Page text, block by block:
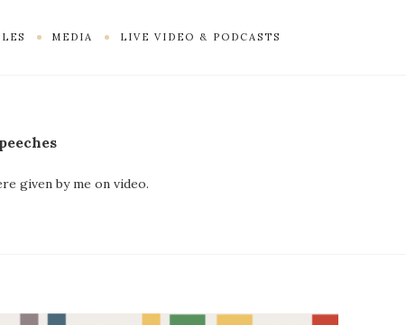
MEDIA LIVE VIDEO & PODCASTS
given by me on video.